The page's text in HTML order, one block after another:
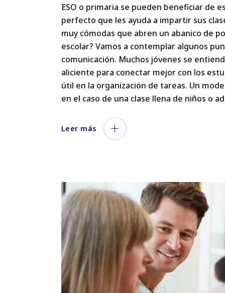
ESO o primaria se pueden beneficiar de
perfecto que les ayuda a impartir sus
muy cómodas que abren un abanico de
escolar? Vamos a contemplar algunos
comunicación. Muchos jóvenes se
aliciente para conectar mejor con los
útil en la organización de tareas. Un
en el caso de una clase llena de niños o
Leer más